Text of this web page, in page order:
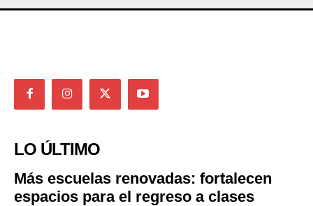
LO ÚLTIMO
Más escuelas renovadas: fortalecen
espacios para el regreso a clases